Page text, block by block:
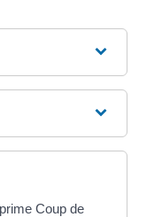
Coup de